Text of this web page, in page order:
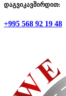
დაგვიკავშირდით:
+995 568 92 19 48